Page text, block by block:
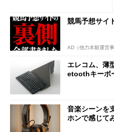
競馬予想サイ
AD（他力本願運営事
エレコム、薄
etoothキーボ
音楽シーンを
ホンで感じて